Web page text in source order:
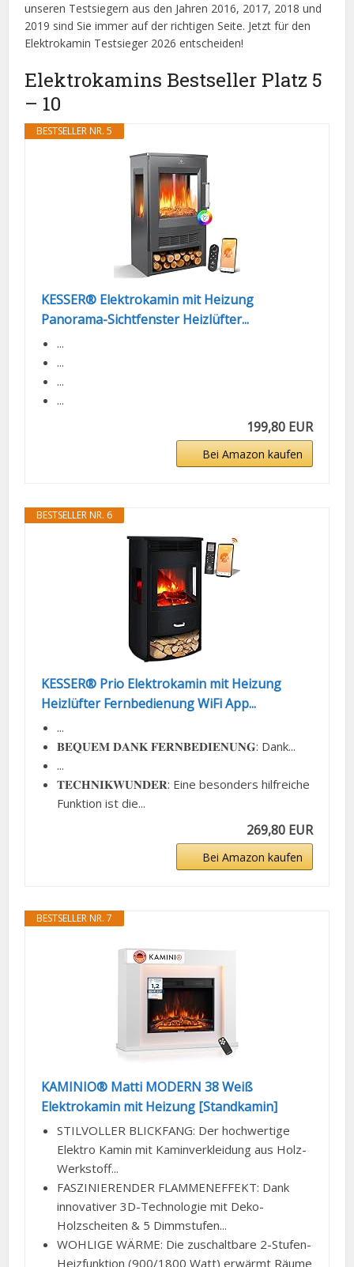
unseren Testsiegern aus den Jahren 2016, 2017, 2018 und
2019 sind Sie immer auf der richtigen Seite. Jetzt für den
Elektrokamin Testsieger 2026 entscheiden!
Elektrokamins Bestseller Platz 5
– 10
BESTSELLER NR. 5
KESSER® Elektrokamin mit Heizung
Panorama-Sichtfenster Heizlüfter...
...
...
...
...
199,80 EUR
Bei Amazon kaufen
BESTSELLER NR. 6
KESSER® Prio Elektrokamin mit Heizung
Heizlüfter Fernbedienung WiFi App...
...
𝐁𝐄𝐐𝐔𝐄𝐌 𝐃𝐀𝐍𝐊 𝐅𝐄𝐑𝐍𝐁𝐄𝐃𝐈𝐄𝐍𝐔𝐍𝐆: Dank...
...
𝐓𝐄𝐂𝐇𝐍𝐈𝐊𝐖𝐔𝐍𝐃𝐄𝐑: Eine besonders hilfreiche
Funktion ist die...
269,80 EUR
Bei Amazon kaufen
BESTSELLER NR. 7
KAMINIO® Matti MODERN 38 Weiß
Elektrokamin mit Heizung [Standkamin]
STILVOLLER BLICKFANG: Der hochwertige
Elektro Kamin mit Kaminverkleidung aus Holz-
Werkstoff...
FASZINIERENDER FLAMMENEFFEKT: Dank
innovativer 3D-Technologie mit Deko-
Holzscheiten & 5 Dimmstufen...
WOHLIGE WÄRME: Die zuschaltbare 2-Stufen-
Heizfunktion (900/1800 Watt) erwärmt Räume